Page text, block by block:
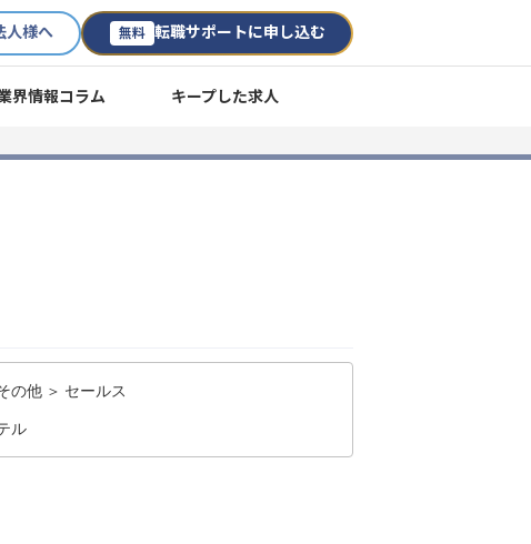
人様へ 無料 転職サポートに申し込む
界情報コラム キープした求人
の他 ＞ セールス
ル